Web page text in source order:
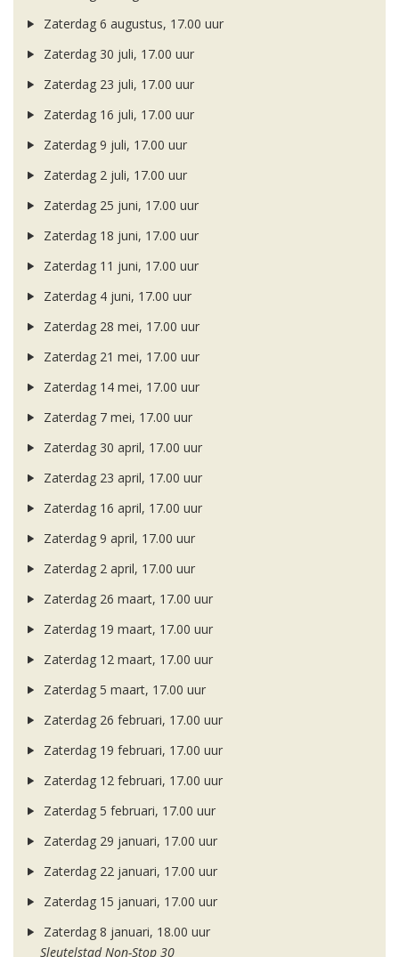
Zaterdag 6 augustus, 17.00 uur
Zaterdag 30 juli, 17.00 uur
Zaterdag 23 juli, 17.00 uur
Zaterdag 16 juli, 17.00 uur
Zaterdag 9 juli, 17.00 uur
Zaterdag 2 juli, 17.00 uur
Zaterdag 25 juni, 17.00 uur
Zaterdag 18 juni, 17.00 uur
Zaterdag 11 juni, 17.00 uur
Zaterdag 4 juni, 17.00 uur
Zaterdag 28 mei, 17.00 uur
Zaterdag 21 mei, 17.00 uur
Zaterdag 14 mei, 17.00 uur
Zaterdag 7 mei, 17.00 uur
Zaterdag 30 april, 17.00 uur
Zaterdag 23 april, 17.00 uur
Zaterdag 16 april, 17.00 uur
Zaterdag 9 april, 17.00 uur
Zaterdag 2 april, 17.00 uur
Zaterdag 26 maart, 17.00 uur
Zaterdag 19 maart, 17.00 uur
Zaterdag 12 maart, 17.00 uur
Zaterdag 5 maart, 17.00 uur
Zaterdag 26 februari, 17.00 uur
Zaterdag 19 februari, 17.00 uur
Zaterdag 12 februari, 17.00 uur
Zaterdag 5 februari, 17.00 uur
Zaterdag 29 januari, 17.00 uur
Zaterdag 22 januari, 17.00 uur
Zaterdag 15 januari, 17.00 uur
Zaterdag 8 januari, 18.00 uur
Sleutelstad Non-Stop 30